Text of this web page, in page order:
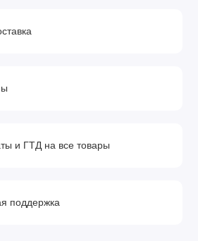
и ГТД на все товары
поддержка